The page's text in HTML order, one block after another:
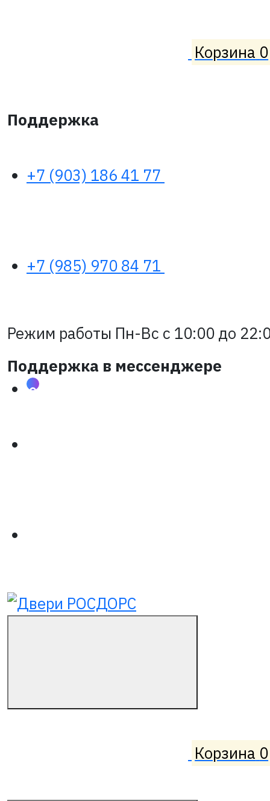
Корзина 0
Поддержка
+7 (903) 186 41 77
+7 (985) 970 84 71
Режим работы Пн-Вс с 10:00 до
Поддержка в мессенджере
Корзина 0